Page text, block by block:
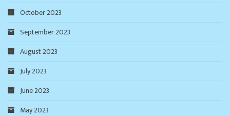
October 2023
September 2023
August 2023
July 2023
June 2023
May 2023